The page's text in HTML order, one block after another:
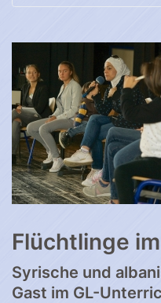
Flüchtlinge
Syrische und
Gast im GL-